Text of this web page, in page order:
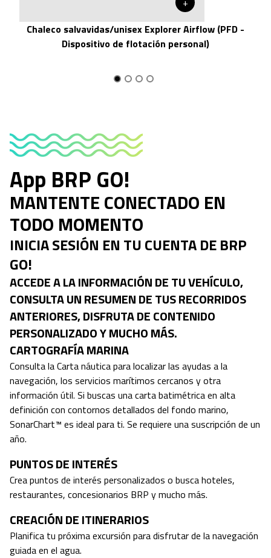
Chaleco salvavidas/unisex Explorer Airflow (PFD -
Dispositivo de flotación personal)
App BRP GO!
MANTENTE CONECTADO EN
TODO MOMENTO
INICIA SESIÓN EN TU CUENTA DE BRP
GO!
ACCEDE A LA INFORMACIÓN DE TU VEHÍCULO,
CONSULTA UN RESUMEN DE TUS RECORRIDOS
ANTERIORES, DISFRUTA DE CONTENIDO
PERSONALIZADO Y MUCHO MÁS.
CARTOGRAFÍA MARINA
Consulta la Carta náutica para localizar las ayudas a la
navegación, los servicios marítimos cercanos y otra
información útil. Si buscas una carta batimétrica en alta
definición con contornos detallados del fondo marino,
SonarChart™ es ideal para ti. Se requiere una suscripción de un
año.
PUNTOS DE INTERÉS
Crea puntos de interés personalizados o busca hoteles,
restaurantes, concesionarios BRP y mucho más.
CREACIÓN DE ITINERARIOS
Planifica tu próxima excursión para disfrutar de la navegación
guiada en el agua.